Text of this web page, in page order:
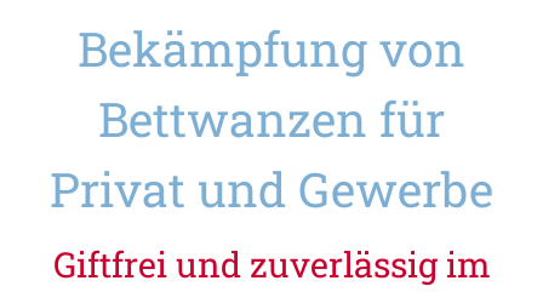
Bekämpfung von
Bettwanzen für
Privat und Gewerbe
Giftfrei und zuverlässig im